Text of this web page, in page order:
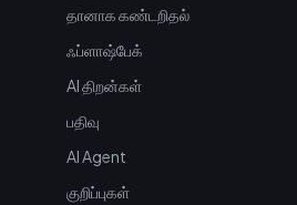
தானாக கண்டறிதல்
ஃப்ளாஷ்பேக்
AI திறன்கள்
பதிவு
AI Agent
குறிப்புகள்